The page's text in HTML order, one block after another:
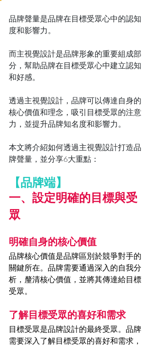
品牌聲量是品牌在目標受眾心中的認知
度和影響力。
而主視覺設計是品牌形象的重要組成部
分，幫助品牌在目標受眾心中建立認知
和好感。
透過主視覺設計，品牌可以傳達自身的
核心價值和理念，吸引目標受眾的注意
力，並提升品牌知名度和影響力。
本文將介紹如何透過主視覺設計打造品
牌聲量，並分享6大重點：
【品牌端】
一、設定明確的目標與受
眾
明確自身的核心價值
品牌核心價值是品牌區別於競爭對手的
關鍵所在。品牌需要通過深入的自我分
析，釐清核心價值，並將其傳達給目標
受眾。
了解目標受眾的喜好和需求
目標受眾是品牌設計的最終受眾。品牌
需要深入了解目標受眾的喜好和需求，